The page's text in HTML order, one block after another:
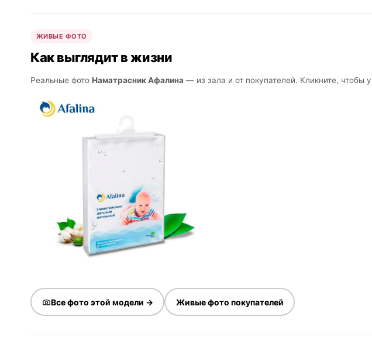
ЖИВЫЕ ФОТО
Как выглядит в жизни
Реальные фото Наматрасник Афалина — из зала и от покупателей. Кликните, чтобы
Все фото этой модели → Живые фото покупателей